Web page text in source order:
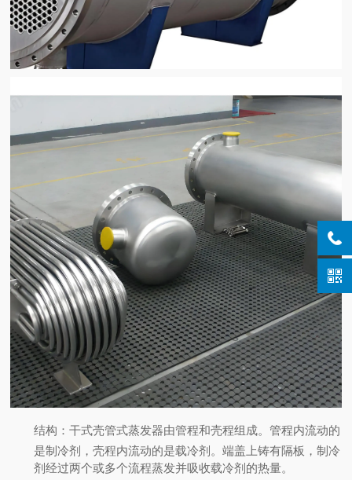
结构 ：干式壳管式蒸发器由管程和壳程组成。管程内流动的
是制冷剂，壳程内流动的是载冷剂。端盖上铸有隔板，制冷
剂经过两个或多个流程蒸发并吸收载冷剂的热量。